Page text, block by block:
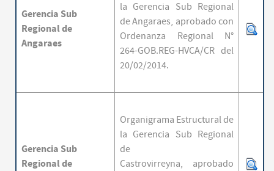
Gerencia Sub
Regionalde
Angaraes
la Gerencia Sub Regional
de Angaraes, aprobado con
Ordenanza Regional N°
264-GOB.REG-HVCA/CR del
20/02/2014.
Gerencia Sub
Regionalde
Organigrama Estructural de
la Gerencia Sub Regional
de
Castrovirreyna, aprobado